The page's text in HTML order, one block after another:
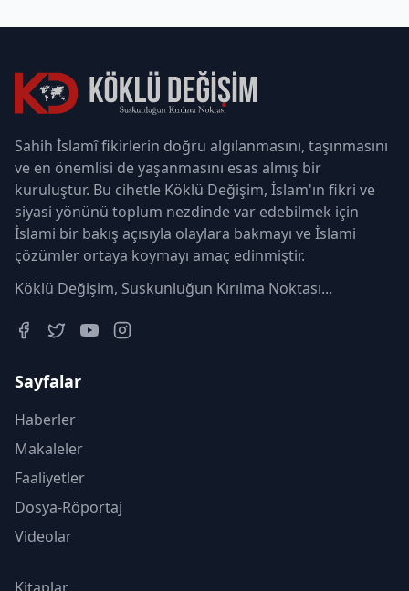
Sahih İslamî fikirlerin doğru algılanmasını, taşınmasını
ve en önemlisi de yaşanmasını esas almış bir
kuruluştur. Bu cihetle Köklü Değişim, İslam'ın fikri ve
siyasi yönünü toplum nezdinde var edebilmek için
İslami bir bakış açısıyla olaylara bakmayı ve İslami
çözümler ortaya koymayı amaç edinmiştir.
Köklü Değişim, Suskunluğun Kırılma Noktası...
Sayfalar
Haberler
Makaleler
Faaliyetler
Dosya-Röportaj
Videolar